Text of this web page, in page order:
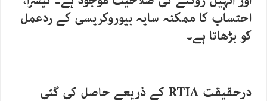
احتساب کا ممکنہ سایہ بیوروکریسی کے ردعمل
کو بڑھاتا ہے۔
درحقیقت RTIA کے ذریعے حاصل کی گئی